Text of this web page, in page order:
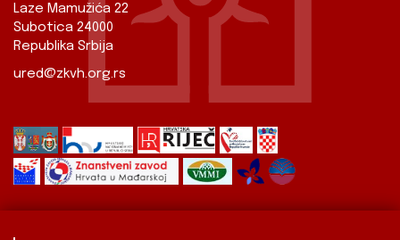
Laze Mamužića 22
Subotica 24000
Republika Srbija
ured@zkvh.org.rs